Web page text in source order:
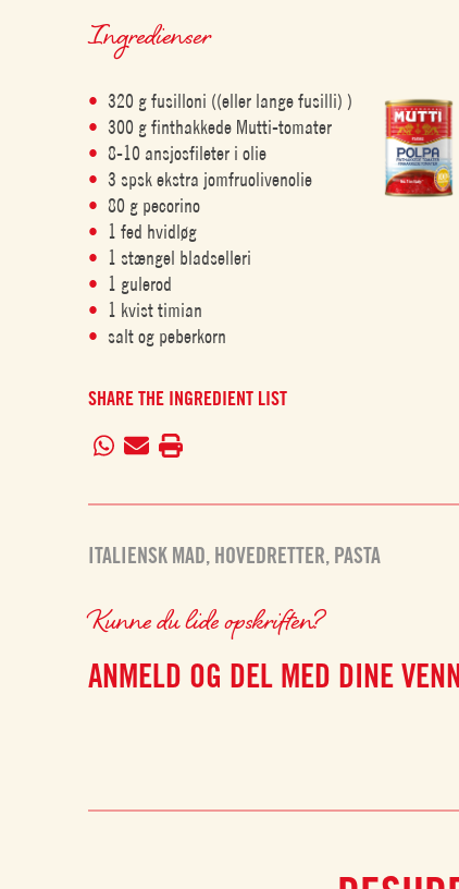
Ingredienser
320 g fusilloni ((eller lange fusilli) )
300 g finthakkede Mutti-tomater
8-10 ansjosfileter i olie
3 spsk ekstra jomfruolivenolie
80 g pecorino
1 fed hvidløg
1 stængel bladselleri
1 gulerod
1 kvist timian
salt og peberkorn
SHARE THE INGREDIENT LIST
ITALIENSK MAD, HOVEDRETTER, PASTA
Kunne du lide opskriften?
ANMELD OG DEL MED DINE